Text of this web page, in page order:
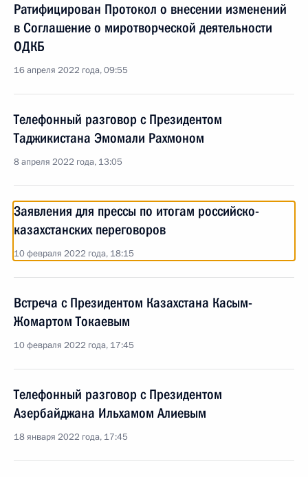
Ратифицирован Протокол о внесении изменений
в Соглашение о миротворческой деятельности
ОДКБ
16 апреля 2022 года, 09:55
Телефонный разговор с Президентом
Таджикистана Эмомали Рахмоном
8 апреля 2022 года, 13:05
Заявления для прессы по итогам российско-
казахстанских переговоров
10 февраля 2022 года, 18:15
Встреча с Президентом Казахстана Касым-
Жомартом Токаевым
10 февраля 2022 года, 17:45
Телефонный разговор с Президентом
Азербайджана Ильхамом Алиевым
18 января 2022 года, 17:45